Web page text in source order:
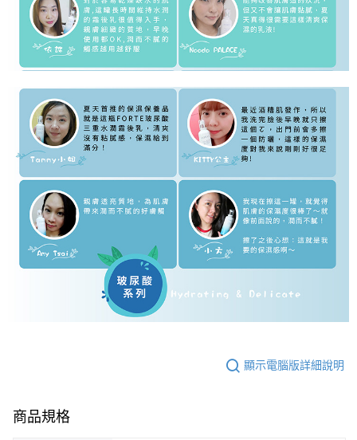
顯示電腦版詳細說明
商品規格